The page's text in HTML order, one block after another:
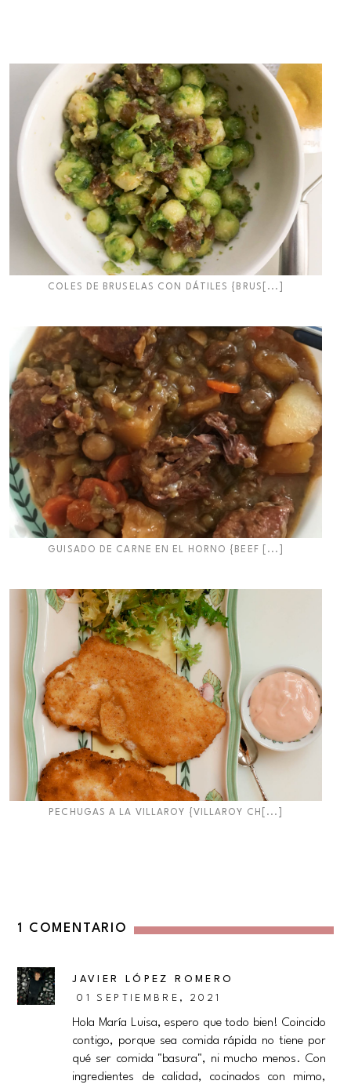
COLES DE BRUSELAS CON DÁTILES {BRUS[...]
GUISADO DE CARNE EN EL HORNO {BEEF [...]
PECHUGAS A LA VILLAROY {VILLAROY CH[...]
1 COMENTARIO
JAVIER LÓPEZ ROMERO
01 SEPTIEMBRE, 2021
Hola María Luisa, espero que todo bien! Coincido
contigo, porque sea comida rápida no tiene por
qué ser comida "basura", ni mucho menos. Con
ingredientes de calidad, cocinados con mimo,